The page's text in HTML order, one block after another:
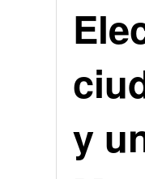
y